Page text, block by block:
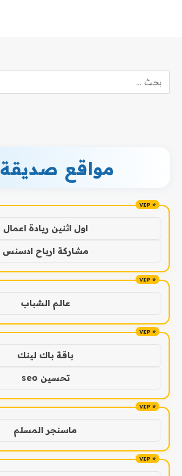
مواقع صديقة
اول اثنين ريادة اعمال
مشاركة ارباح ادسنس
عالم الشباب
باقة باك لينك
تحسين seo
ماسنجر المسلم